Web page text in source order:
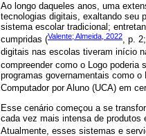
Ao longo daqueles anos, uma
tecnologias digitais, exaltando seu
sistema escolar tradicional;
cumpridas (Valente; Almeida, 2022, p. 2;
digitais nas escolas tiveram início
compreender como o Logo poderia
programas governamentais como
Computador por Aluno (UCA) em
Esse cenário começou a se
cada vez mais intensa de produtos
Atualmente, esses sistemas e